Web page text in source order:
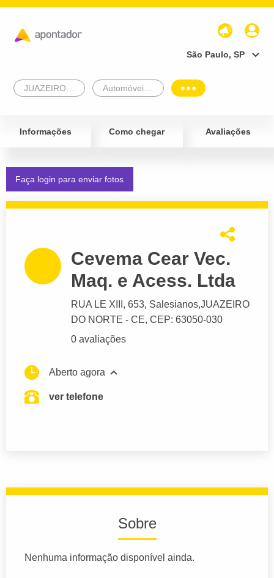
São Paulo, SP
Informações Como chegar Avaliações
Faça login para enviar fotos
Cevema Cear Vec.
Maq. e Acess. Ltda
RUA LE XIII , 653, Salesianos,JUAZEIRO
DO NORTE - CE, CEP: 63050-030
0 avaliações
Aberto agora
ver telefone
Sobre
Nenhuma informação disponível ainda.